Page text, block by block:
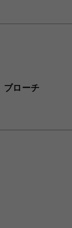
ローチ